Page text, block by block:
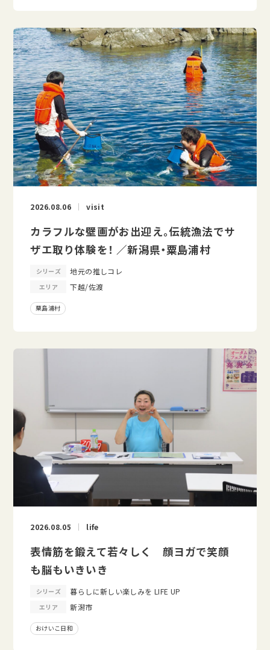
2026.08.06 visit
カラフルな壁画がお出迎え。伝統漁法でサ
ザエ取り体験を！ ／新潟県・粟島浦村
シリーズ 地元の推しコレ
エリア 下越/佐渡
粟島浦村
2026.08.05 life
表情筋を鍛えて若々しく 顔ヨガで笑顔
も脳もいきいき
シリーズ 暮らしに新しい楽しみを LIFE UP
エリア 新潟市
おけいこ日和